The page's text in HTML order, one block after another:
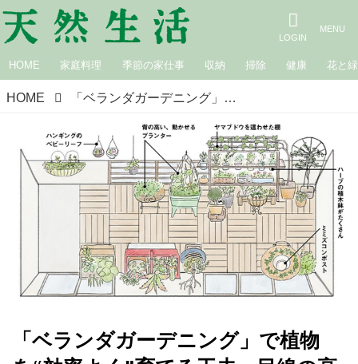
HOME 家庭料理 季節の家仕事 収納 掃除 健康 花と緑
HOME 「ベランダガーデニング」で植物を“効率よく”育てる工夫。目線の高さに上げてたくさんの種類を栽培！おすすめ植物＆グッズも／ガーデニングクリエイター・たなかやすこさん
「ベランダガーデニング」で植物